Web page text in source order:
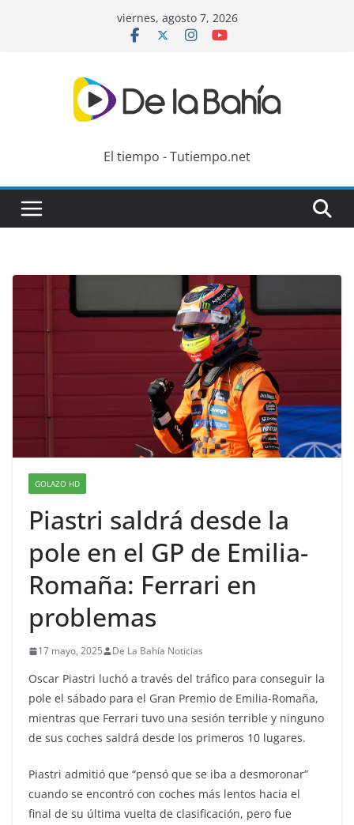
viernes, agosto 7, 2026
El tiempo - Tutiempo.net
GOLAZO HD
Piastri saldrá desde la
pole en el GP de Emilia-
Romaña: Ferrari en
problemas
17 mayo, 2025 De La Bahía Noticias
Oscar Piastri luchó a través del tráfico para conseguir la
pole el sábado para el Gran Premio de Emilia-Romaña,
mientras que Ferrari tuvo una sesión terrible y ninguno
de sus coches saldrá desde los primeros 10 lugares.
Piastri admitió que “pensó que se iba a desmoronar”
cuando se encontró con coches más lentos hacia el
final de su última vuelta de clasificación, pero fue